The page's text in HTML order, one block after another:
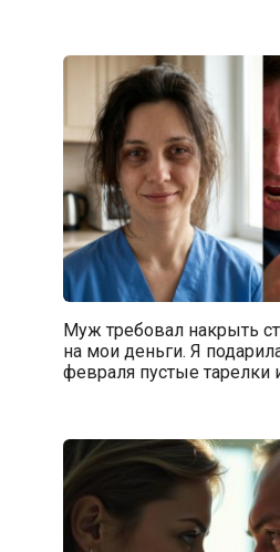
Муж требовал накрыть
на мои деньги. Я
февраля пустые тарелки